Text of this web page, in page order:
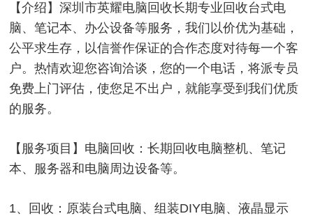
【介绍】深圳市英耀电脑回收长期专业回收台式电
脑、笔记本、办公设备等服务，我们以价优为基础，
公平求生存，以信誉作保证的合作态度对待每一个客
户。热情欢迎您咨询洽谈，您的一个电话，将派专员
免费上门评估，使您足不出户，就能享受到我们优质
的服务。
【服务项目】电脑回收：长期回收电脑整机、笔记
本、服务器和电脑周边设备等。
1、回收：原装台式电脑、组装DIY电脑、液晶显示